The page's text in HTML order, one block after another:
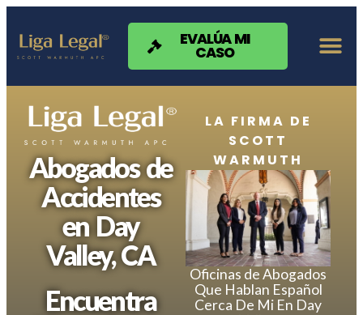
Nota:
sitio
web
accesibilidad.
EVALÚA MI
CASO
Abogados de
Accidentes
en Day
Valley, CA
Encuentra
LA FIRMA DE
SCOTT
WARMUTH
Oficinas de Abogados
Que Hablan Español
Cerca De Mi En Day